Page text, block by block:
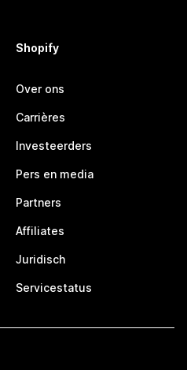
Shopify
Over ons
Carrières
Investeerders
Pers en media
Partners
Affiliates
Juridisch
Servicestatus